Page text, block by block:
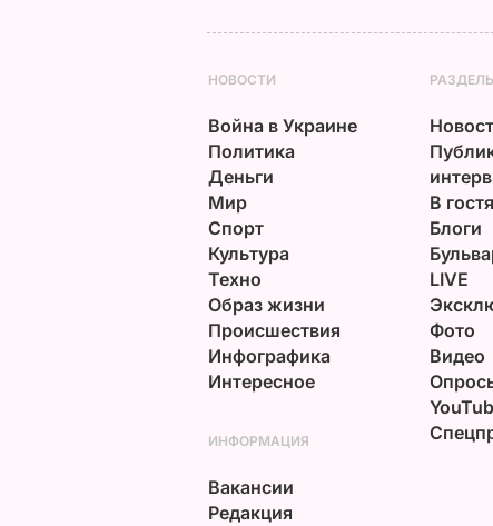
НОВОСТИ
Война в Украине
Политика
Деньги
Мир
Спорт
Культура
Техно
Образ жизни
Происшествия
Инфографика
Интересное
В
Блоги
LIVE
Фото
Видео
ИНФОРМАЦИЯ
Вакансии
Редакция